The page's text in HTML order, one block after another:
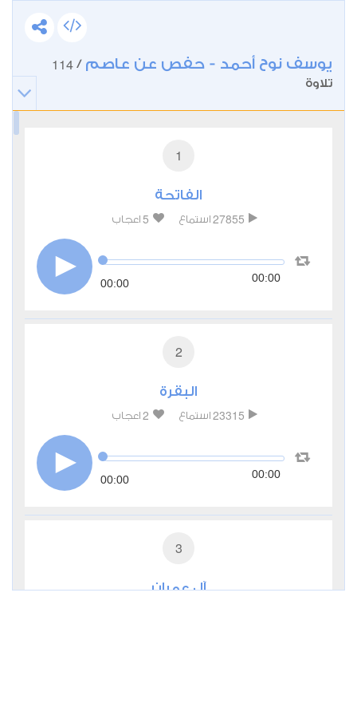
يوسف نوح أحمد - حفص عن عاصم /
114
تلاوة
1
الفاتحة
27855 استماع 5 اعجاب
00:00 00:00
2
البقرة
23315 استماع 2 اعجاب
00:00 00:00
3
آل عمران